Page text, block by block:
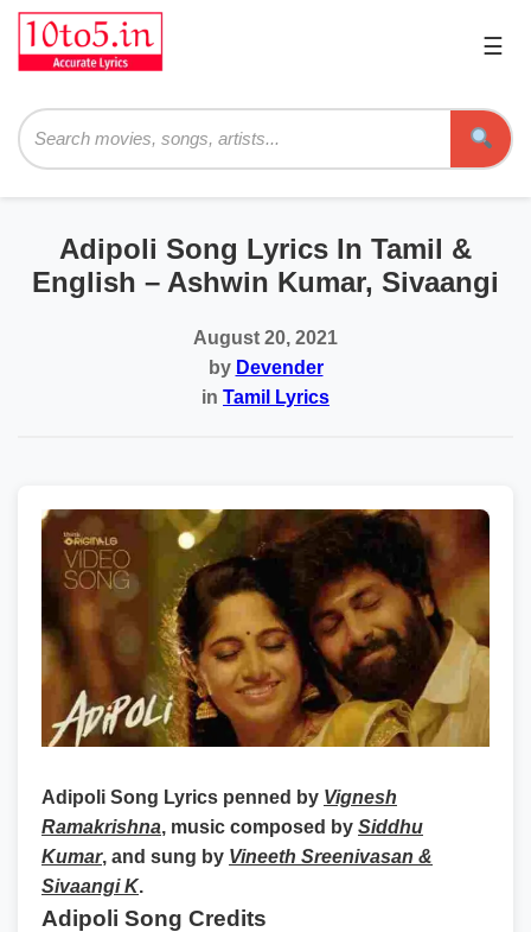
☰
Adipoli Song Lyrics In Tamil &
English – Ashwin Kumar, Sivaangi
August 20, 2021
by Devender
in Tamil Lyrics
Adipoli Song Lyrics penned by Vignesh
Ramakrishna, music composed by Siddhu
Kumar, and sung by Vineeth Sreenivasan &
Sivaangi K.
Adipoli Song Credits